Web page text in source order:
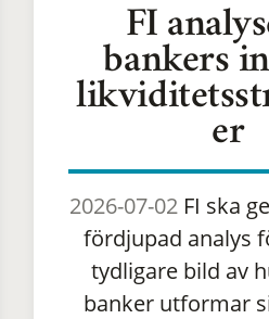
FI
bankers
er
2026-07-02FI ska
fördjupad analys
tydligare bild av
banker utformar